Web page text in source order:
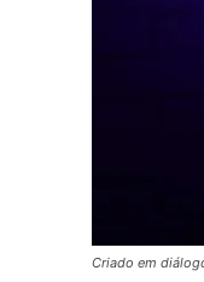
Criado em